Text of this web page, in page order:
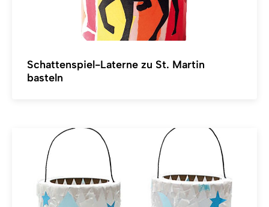
Schattenspiel-Laterne zu St. Martin
basteln